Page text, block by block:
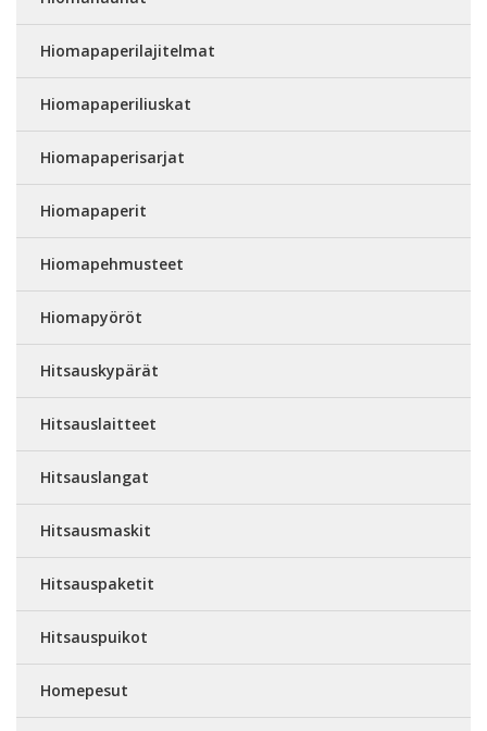
Hiomapaperilajitelmat
Hiomapaperiliuskat
Hiomapaperisarjat
Hiomapaperit
Hiomapehmusteet
Hiomapyöröt
Hitsauskypärät
Hitsauslaitteet
Hitsauslangat
Hitsausmaskit
Hitsauspaketit
Hitsauspuikot
Homepesut